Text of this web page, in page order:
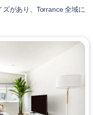
があり、Torrance 全域に